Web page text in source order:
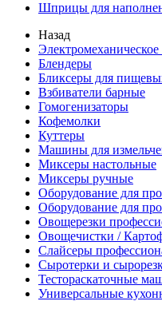
Шприцы для
Назад
Блендеры
Бликсеры для
Взбиватели барные
Гомогенизаторы
Кофемолки
Куттеры
Машины для
Миксеры настольные
Миксеры ручные
Оборудование для
Оборудование для
Овощерезки
Овощечистки /
Слайсеры
Сыротерки и
Тестораскаточные
Универсальные